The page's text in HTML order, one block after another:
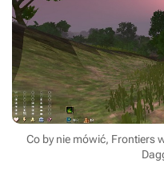
Co by nie mówić, Frontiers